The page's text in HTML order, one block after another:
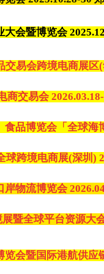
大会暨博览会
交易会跨境电商展区
商交易会
品博览会「全球海
跨境电商展(深圳)
物流博览会
暨全球平台资源大
会暨国际港航供应